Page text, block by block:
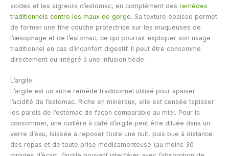
acides et les aigreurs d’estomac, en complément des remèdes
traditionnels contre les maux de gorge. Sa texture épaisse permet
de former une fine couche protectrice sur les muqueuses de
l’œsophage et de l’estomac, ce qui pourrait expliquer son usage
traditionnel en cas d’inconfort digestif. Il peut être consommé
directement ou intégré à une infusion tiède.
L’argile
L’argile est un autre remède traditionnel utilisé pour apaiser
l’acidité de l’estomac. Riche en minéraux, elle est censée tapisser
les parois de l’estomac de façon comparable au miel. Pour la
consommer, une cuillère à café d’argile peut être diluée dans un
verre d’eau, laissée à reposer toute une nuit, puis bue à distance
des repas et de toute prise médicamenteuse (au moins 30